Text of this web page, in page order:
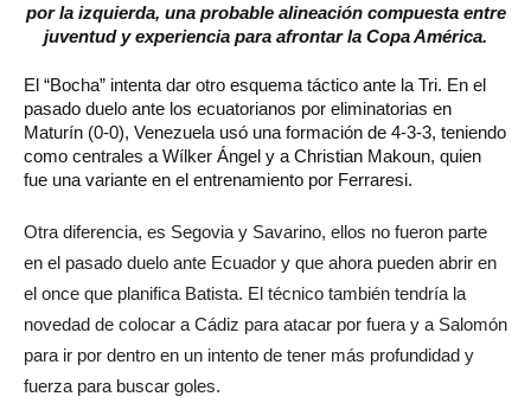
por la izquierda, una probable alineación compuesta entre
juventud y experiencia para afrontar la Copa América.
El “Bocha” intenta dar otro esquema táctico ante la Tri. En el
pasado duelo ante los ecuatorianos por eliminatorias en
Maturín (0-0), Venezuela usó una formación de 4-3-3, teniendo
como centrales a Wílker Ángel y a Christian Makoun, quien
fue una variante en el entrenamiento por Ferraresi.
Otra diferencia, es Segovia y Savarino, ellos no fueron parte
en el pasado duelo ante Ecuador y que ahora pueden abrir en
el once que planifica Batista. El técnico también tendría la
novedad de colocar a Cádiz para atacar por fuera y a Salomón
para ir por dentro en un intento de tener más profundidad y
fuerza para buscar goles.